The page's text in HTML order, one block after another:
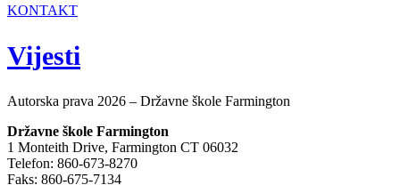
KONTAKT
Vijesti
Autorska prava 2026 – Državne škole Farmington
Državne škole Farmington
1 Monteith Drive, Farmington CT 06032
Telefon: 860-673-8270
Faks: 860-675-7134